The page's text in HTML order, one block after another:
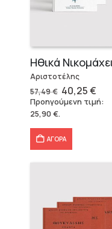
Αριστοτέλης
57,49€ Original
price
was:
40,25€Η
τιμή
Προηγούμενη τιμή:
25,90€.
ΑΓΟΡΑ